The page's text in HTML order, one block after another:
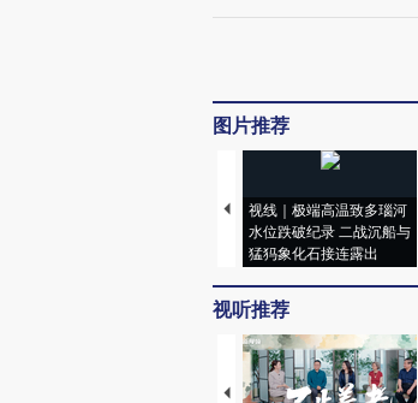
图片推荐
视线｜极端高温致多瑙河
水位跌破纪录 二战沉船与
猛犸象化石接连露出
视听推荐